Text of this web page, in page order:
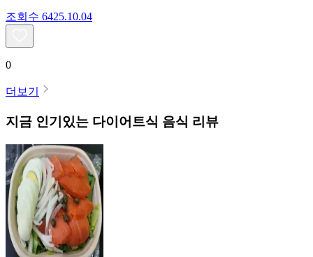
조회수 6425.10.04
0
더보기
지금 인기있는 다이어트식 음식 리뷰